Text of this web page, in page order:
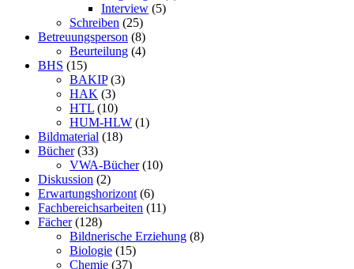
Interview (5)
Schreiben (25)
Betreuungsperson (8)
Beurteilung (4)
BHS (15)
BAKIP(3)
HAK (3)
HTL (10)
HUM-HLW (1)
Bildmaterial (18)
Bücher(33)
VWA-Bücher(10)
Diskussion (2)
Erwartungshorizont (6)
Fachbereichsarbeiten (11)
Fächer(128)
Bildnerische Erziehung (8)
Biologie (15)
Chemie (37)